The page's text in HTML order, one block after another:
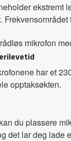
ekstremt
har et
opptaksøkten.
du plassere
det lar deg lade